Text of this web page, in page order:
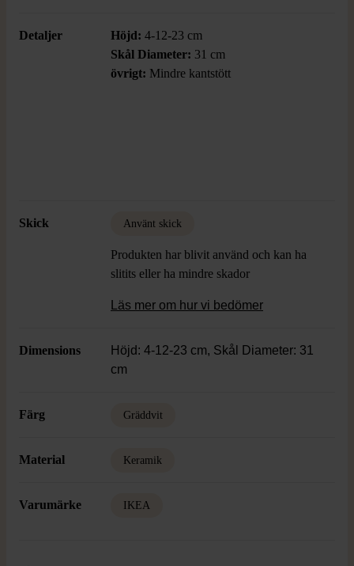
Detaljer Höjd: 4-12-23 cm
Skål Diameter: 31 cm
övrigt: Mindre kantstött
Skick Använt skick
Produkten har blivit använd och kan ha
slitits eller ha mindre skador
Läs mer om hur vi bedömer
Dimensions
Höjd: 4-12-23 cm, Skål Diameter: 31
cm
Färg Gräddvit
Material Keramik
Varumärke IKEA